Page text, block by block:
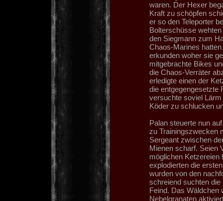
waren. Der Hexer
Kraft zu schöpfen
er so den Teleporter
Bolterschüsse
den Siegmann zum
Chaos-Marines
erkunden woher sie
mitgebrachte Bikes
die Chaos-Verräter
erledigte einen der
die entgegengesetzte
versuchte soviel
Köder zu schlucken
Palan steuerte nun
zu Trainingszwecken
Sergeant zwischen
Mienen scharf. Seien
möglichen Ketzereien
explodierten die
wurden von den
schreiend suchten
Feind. Das Wäldchen
Nebelgranaten